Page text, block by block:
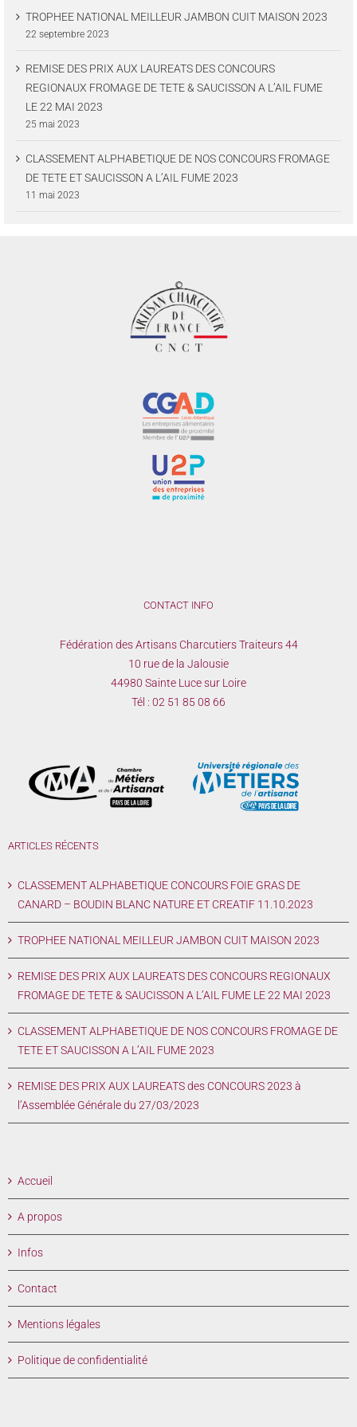
TROPHEE NATIONAL MEILLEUR JAMBON CUIT MAISON 2023
22 septembre 2023
REMISE DES PRIX AUX LAUREATS DES CONCOURS
REGIONAUX FROMAGE DE TETE & SAUCISSON A L’AIL FUME
LE 22 MAI 2023
25 mai 2023
CLASSEMENT ALPHABETIQUE DE NOS CONCOURS FROMAGE
DE TETE ET SAUCISSON A L’AIL FUME 2023
11 mai 2023
CONTACT INFO
Fédération des Artisans Charcutiers Traiteurs 44
10 rue de la Jalousie
44980 Sainte Luce sur Loire
Tél : 02 51 85 08 66
ARTICLES RÉCENTS
CLASSEMENT ALPHABETIQUE CONCOURS FOIE GRAS DE
CANARD – BOUDIN BLANC NATURE ET CREATIF 11.10.2023
TROPHEE NATIONAL MEILLEUR JAMBON CUIT MAISON 2023
REMISE DES PRIX AUX LAUREATS DES CONCOURS REGIONAUX
FROMAGE DE TETE & SAUCISSON A L’AIL FUME LE 22 MAI 2023
CLASSEMENT ALPHABETIQUE DE NOS CONCOURS FROMAGE DE
TETE ET SAUCISSON A L’AIL FUME 2023
REMISE DES PRIX AUX LAUREATS des CONCOURS 2023 à
l’Assemblée Générale du 27/03/2023
Accueil
A propos
Infos
Contact
Mentions légales
Politique de confidentialité